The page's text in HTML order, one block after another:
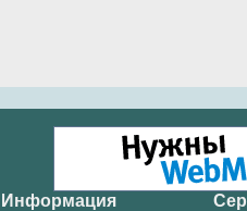
Информация